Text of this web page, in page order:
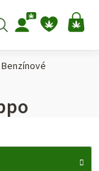
Hledat
Benzínové